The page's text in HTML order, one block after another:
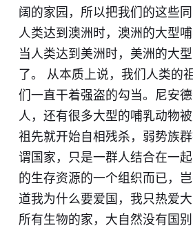
阔的家园，所以把我们的这些
人类达到澳洲时，澳洲的大型哺
当人类达到美洲时，美洲的大
了。 从本质上说，我们人类的
们一直干着强盗的勾当。尼安
人，还有很多大型的哺乳动物
祖先就开始自相残杀，弱势族
谓国家，只是一群人结合在一
的生存资源的一个组织而已，
道我为什么要爱国，我只热爱
所有生物的家，大自然没有国